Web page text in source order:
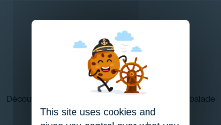
Prochains
départs
Découvrez la liste des prochains départ pour une balade
This site uses cookies and